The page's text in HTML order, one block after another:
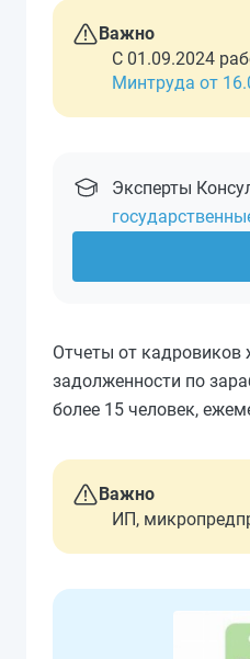
Важно
С 01.09.2024
Минтруда от
Эксперты
Отчеты от кадровиков
задолженности по
более 15 человек,
Важно
ИП,